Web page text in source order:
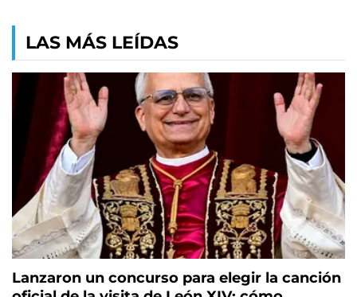
LAS MÁS LEÍDAS
Lanzaron un concurso para elegir la canción